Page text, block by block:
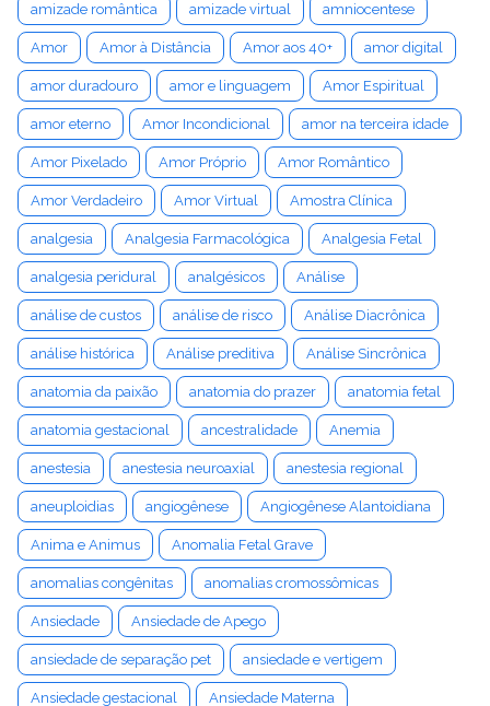
amizade romântica amizade virtual amniocentese
Amor Amor à Distância Amor aos 40+ amor digital
amor duradouro amor e linguagem Amor Espiritual
amor eterno Amor Incondicional amor na terceira idade
Amor Pixelado Amor Próprio Amor Romântico
Amor Verdadeiro Amor Virtual Amostra Clínica
analgesia Analgesia Farmacológica Analgesia Fetal
analgesia peridural analgésicos Análise
análise de custos análise de risco Análise Diacrônica
análise histórica Análise preditiva Análise Sincrônica
anatomia da paixão anatomia do prazer anatomia fetal
anatomia gestacional ancestralidade Anemia
anestesia anestesia neuroaxial anestesia regional
aneuploidias angiogênese Angiogênese Alantoidiana
Anima e Animus Anomalia Fetal Grave
anomalias congênitas anomalias cromossômicas
Ansiedade Ansiedade de Apego
ansiedade de separação pet ansiedade e vertigem
Ansiedade gestacional Ansiedade Materna